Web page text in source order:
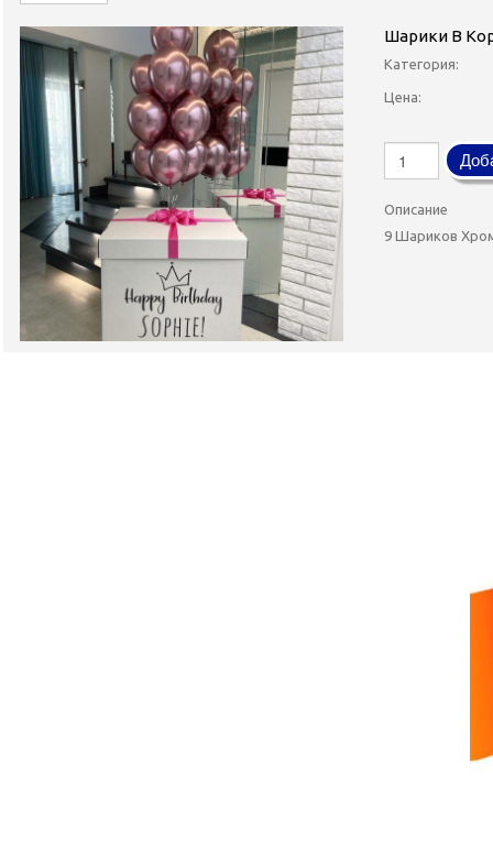
Шарики В
Категория:
Цена:
Описание
9 Шариков